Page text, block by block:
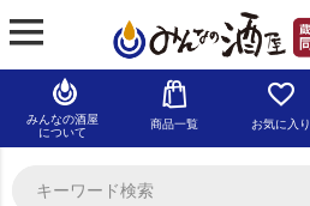
みんなの酒屋
について
商品一覧 お気に入り